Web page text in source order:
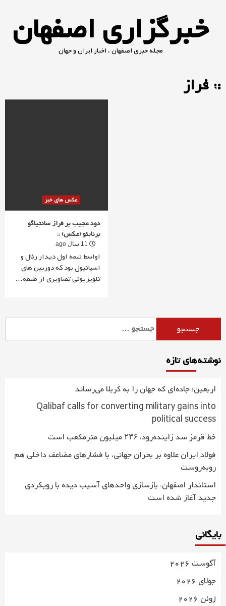
contentخبرگزاری اصفهان
مجله خبری اصفهان ، اخبار ایران و جهان
:: فراز
عکس های خبر
دود عجیب بر فراز سانتیاگو
برنابئو (عکس) ::
اواسط نیمه اول دیدار رئال و
اسپانیول بود که دوربین های
تلویزیونی تصاویری از طبقه…
برای:
نوشته‌های تازه
اربعین؛ جاده‌ای که جهان را به کربلا می‌رساند
Qalibaf calls for converting military gains into
political success
خط قرمز سد زاینده‌رود، ۲۳۶ میلیون مترمکعب است
فولاد ایران علاوه بر بحران جهانی، با فشارهای مضاعف داخلی هم
روبه‌روست
استاندار اصفهان: بازسازی واحدهای آسیب دیده با رویکردی
جدید آغاز شده است
بایگانی
آگوست 2026
جولای 2026
ژوئن 2026